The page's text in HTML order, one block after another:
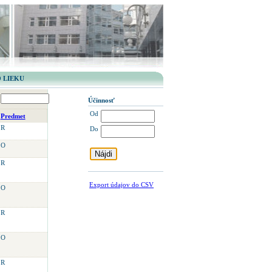
LIEKU
Predmet
R
O
R
O
R
O
R
Účinnosť
Od
Do
Export údajov do CSV